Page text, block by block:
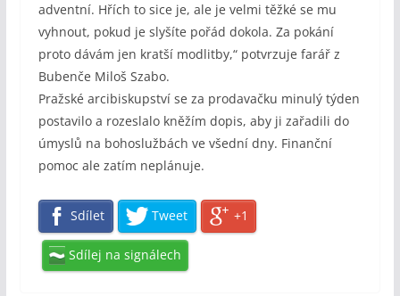
adventní. Hřích to sice je, ale je velmi těžké se mu
vyhnout, pokud je slyšíte pořád dokola. Za pokání
proto dávám jen kratší modlitby,“ potvrzuje farář z
Bubenče Miloš Szabo.
Pražské arcibiskupství se za prodavačku minulý týden
postavilo a rozeslalo kněžím dopis, aby ji zařadili do
úmyslů na bohoslužbách ve všední dny. Finanční
pomoc ale zatím neplánuje.
Sdílet Tweet +1
Sdílej na signálech